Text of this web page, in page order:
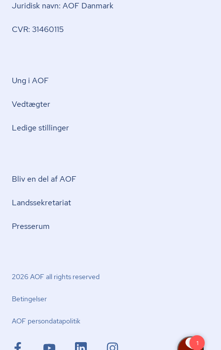
Juridisk navn: AOF Danmark
CVR: 31460115
Ung i AOF
Vedtægter
Ledige stillinger
Bliv en del af AOF
Lands­se­kre­ta­ri­at
Presserum
2026 AOF all rights reserved
Betingelser
AOF per­son­da­ta­po­li­tik